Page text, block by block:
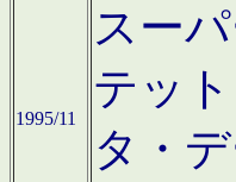
1995/11
スー
テッ
タ・